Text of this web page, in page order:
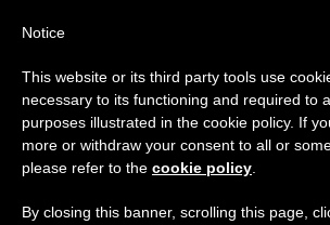
صلاة التبشير الملائكي
Notice
This website or its third party tools use
necessary to its functioning and required to
purposes illustrated in the cookie policy. If
more or withdraw your consent to all or
please refer to the cookie policy
By closing this banner, scrolling this page,